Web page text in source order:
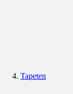
Tapeten